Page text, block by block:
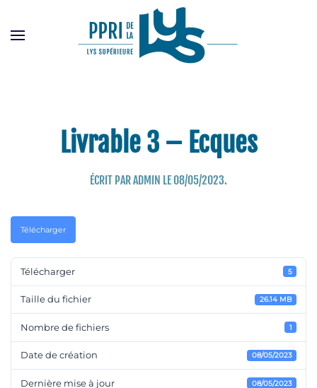
Livrable 3 – Ecques
ÉCRIT PARADMIN LE08/05/2023.
Télécharger
Télécharger 5
Taille du fichier 26.14 MB
Nombre de fichiers 1
Date de création 08/05/2023
Dernière mise à jour 08/05/2023